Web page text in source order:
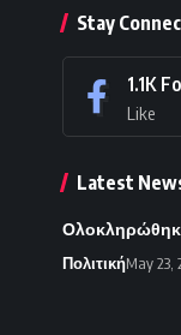
Stay
1.1K
Like
Latest
ΠολιτικήMay 23,